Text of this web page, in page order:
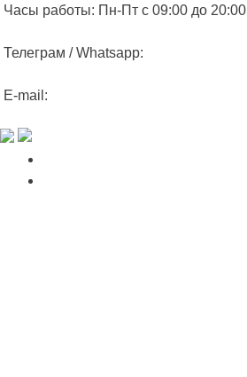
Часы работы: Пн-Пт с 09:00 до 20:00
Телеграм / Whatsapp:
E-mail: